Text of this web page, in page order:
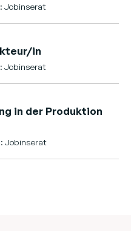
Jobinserat
in
Jobinserat
in der Produktion
Jobinserat